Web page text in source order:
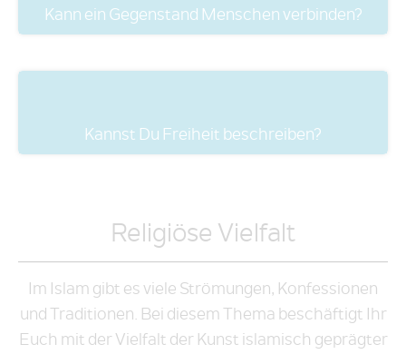
Kann ein Gegenstand Menschen verbinden?
Kannst Du Freiheit beschreiben?
Religiöse Vielfalt
Im Islam gibt es viele Strömungen, Konfessionen
und Traditionen. Bei diesem Thema beschäftigt Ihr
Euch mit der Vielfalt der Kunst islamisch geprägter